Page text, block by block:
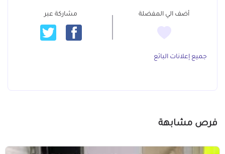
أضف الي المفضلة مشاركة عبر
جميع إعلانات البائع
فرص مشابهة